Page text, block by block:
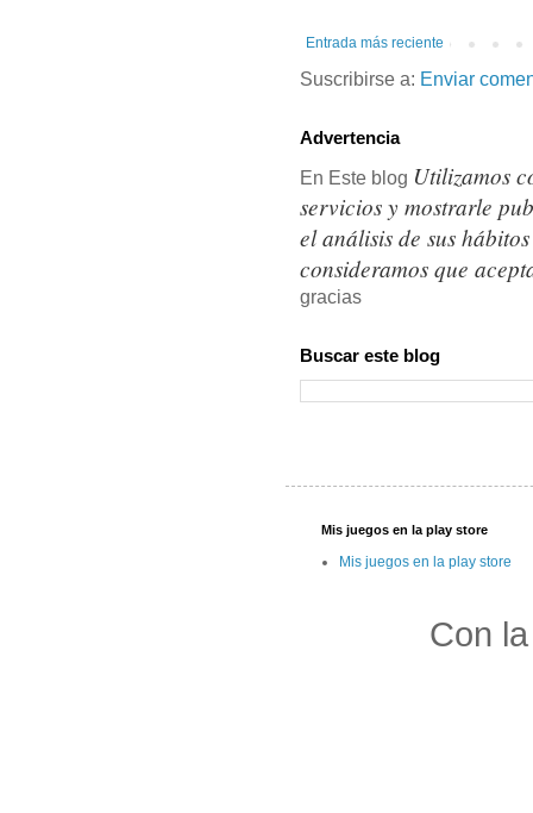
Entrada más reciente
Suscribirse a: Enviar
Advertencia
En Este blog Utilizamos
servicios y mostrarle
el análisis de sus
consideramos que
gracias
Buscar este blog
Mis juegos en la play store
Mis juegos en la play store
Con